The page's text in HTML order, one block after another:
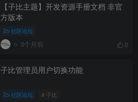
【子比主题】开发资源手册文档 非官
方版本
社区论坛
3个月前 0
子比管理员用户切换功能
社区论坛 # 子比